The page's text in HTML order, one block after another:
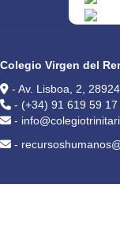
Colegio Virgen del
- Av. Lisboa, 2,
- (+34) 91 619 59 17
-
-